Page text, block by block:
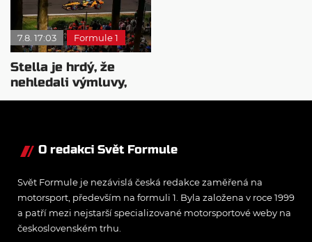
7.8. 17:03 Formule 1
Stella je hrdý, že
nehledali výmluvy,
proč nedokážou
O redakci Svět Formule
Svět Formule je nezávislá česká redakce zaměřená na
motorsport, především na formuli 1. Byla založena v roce 1999
a patří mezi nejstarší specializované motorsportové weby na
československém trhu.